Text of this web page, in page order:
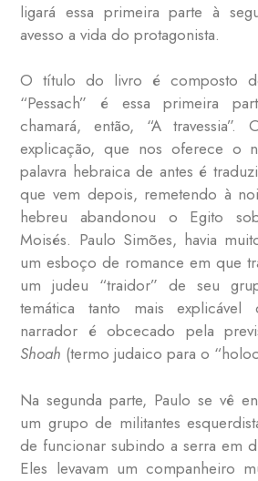
ligará essa primeira parte à
avesso a vida do protagonista.
O título do livro é composto
“Pessach” é essa primeira
chamará, então, “A
explicação, que nos oferece o
palavra hebraica de antes é
que vem depois, remetendo à
hebreu abandonou o Egito
Moisés. Paulo Simões, havia
um esboço de romance em que
um judeu “traidor” de seu
temática tanto mais
narrador é obcecado pela
Shoah (termo judaico para o
Na segunda parte, Paulo se vê
um grupo de militantes
de funcionar subindo a serra em
Eles levavam um companheiro